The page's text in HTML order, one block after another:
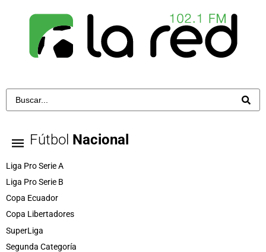
Fútbol Nacional
Liga Pro Serie A
Liga Pro Serie B
Copa Ecuador
Copa Libertadores
SuperLiga
Segunda Categoría